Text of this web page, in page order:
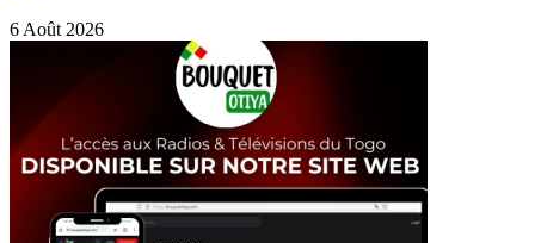
6 Août 2026